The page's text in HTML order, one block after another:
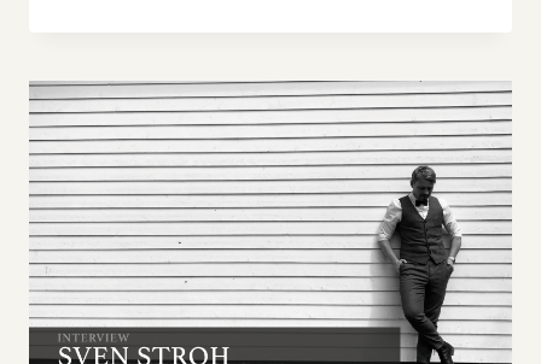
ERFOLGREICH,
UND
KRITISIERT
–
DESHALB
ODER
TROTZDEM
WIRD’S
WOHL
KEINE
FORTSETZUNG